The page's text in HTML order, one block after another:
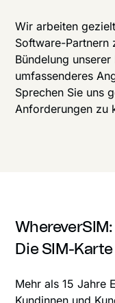
Wir arbeiten
Software-Partnern
Bündelung
umfassenderes
Sprechen Sie uns
Anforderungen zu
WhereverSIM:
Die SIM-
Mehr als 15 Jahre
Kundinnen und